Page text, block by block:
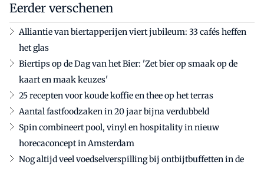
Eerder verschenen
Alliantie van biertapperijen viert jubileum: 33 cafés heffen
het glas
Biertips op de Dag van het Bier: 'Zet bier op smaak op de
kaart en maak keuzes'
25 recepten voor koude koffie en thee op het terras
Aantal fastfoodzaken in 20 jaar bijna verdubbeld
Spin combineert pool, vinyl en hospitality in nieuw
horecaconcept in Amsterdam
Nog altijd veel voedselverspilling bij ontbijtbuffetten in de